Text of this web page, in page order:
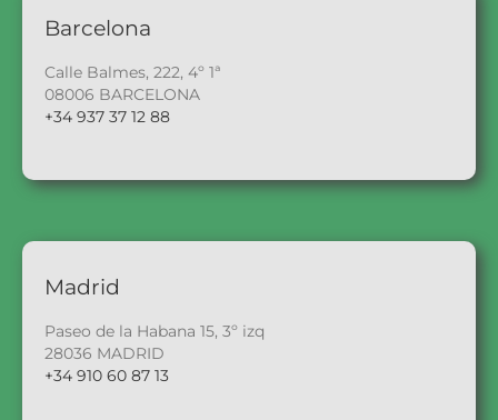
Barcelona
Calle Balmes, 222, 4º 1ª
08006 BARCELONA
+34 937 37 12 88
Madrid
Paseo de la Habana 15, 3º izq
28036 MADRID
+34 910 60 87 13